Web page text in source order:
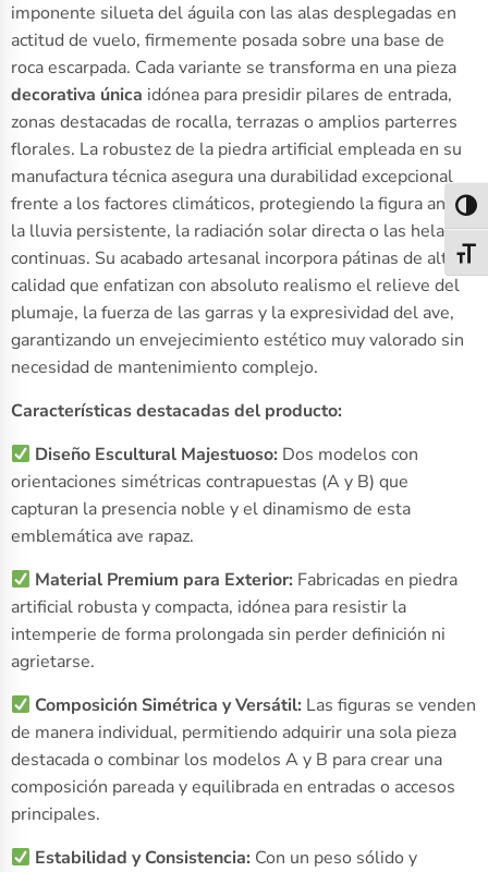
imponente silueta del águila con las alas desplegadas en
actitud de vuelo, firmemente posada sobre una base de
roca escarpada. Cada variante se transforma en una pieza
decorativa única idónea para presidir pilares de entrada,
zonas destacadas de rocalla, terrazas o amplios parterres
florales. La robustez de la piedra artificial empleada en su
manufactura técnica asegura una durabilidad excepcional
frente a los factores climáticos, protegiendo la figura ante
la lluvia persistente, la radiación solar directa o las heladas
continuas. Su acabado artesanal incorpora pátinas de alta
calidad que enfatizan con absoluto realismo el relieve del
plumaje, la fuerza de las garras y la expresividad del ave,
garantizando un envejecimiento estético muy valorado sin
necesidad de mantenimiento complejo.
Características destacadas del producto:
Diseño Escultural Majestuoso: Dos modelos con
orientaciones simétricas contrapuestas (A y B) que
capturan la presencia noble y el dinamismo de esta
emblemática ave rapaz.
Material Premium para Exterior: Fabricadas en piedra
artificial robusta y compacta, idónea para resistir la
intemperie de forma prolongada sin perder definición ni
agrietarse.
Composición Simétrica y Versátil: Las figuras se venden
de manera individual, permitiendo adquirir una sola pieza
destacada o combinar los modelos A y B para crear una
composición pareada y equilibrada en entradas o accesos
principales.
Estabilidad y Consistencia: Con un peso sólido y